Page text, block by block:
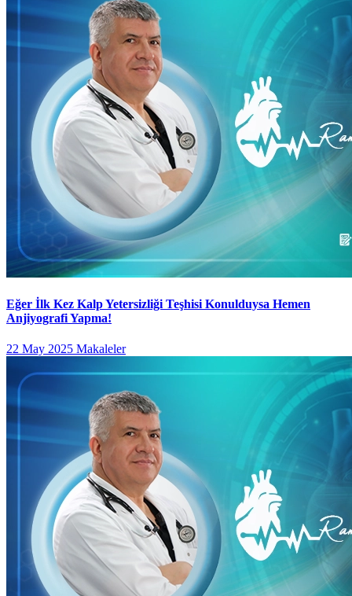
Eğer İlk Kez Kalp Yetersizliği Teşhisi Konulduysa Hemen
Anjiyografi Yapma!
22 May 2025 Makaleler